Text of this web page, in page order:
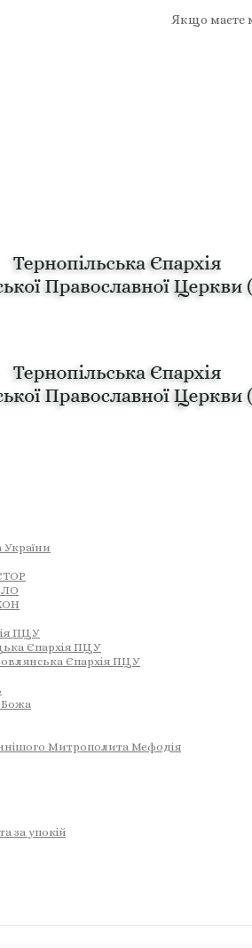
Якщо маєте
ПЦУ
Єпархія ПЦУ
Єпархія ПЦУ
Божа
Митрополита Мефодія
за упокій